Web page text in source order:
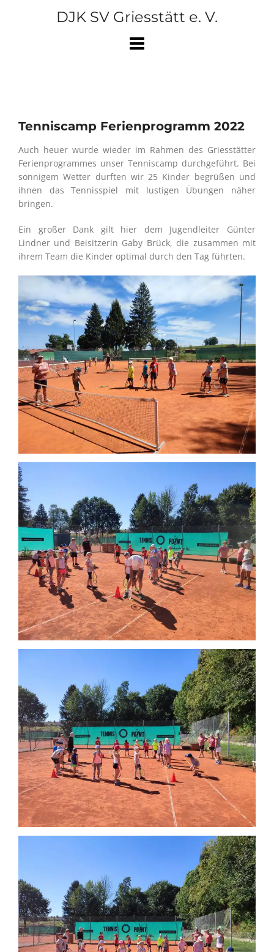
DJK SV Griesstätt e. V.
Tenniscamp Ferienprogramm 2022
Auch heuer wurde wieder im Rahmen des Griesstätter
Ferienprogrammes unser Tenniscamp durchgeführt. Bei
sonnigem Wetter durften wir 25 Kinder begrüßen und
ihnen das Tennisspiel mit lustigen Übungen näher
bringen.
Ein großer Dank gilt hier dem Jugendleiter Günter
Lindner und Beisitzerin Gaby Brück, die zusammen mit
ihrem Team die Kinder optimal durch den Tag führten.